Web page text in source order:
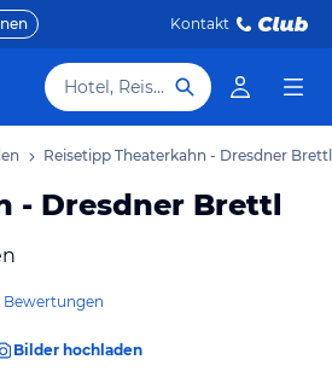
Kontakt
Hotel, Reiseziel
Reisetipp Theaterkahn - Dresdner Brettl
- Dresdner Brettl
Bewertungen
Bilder hochladen